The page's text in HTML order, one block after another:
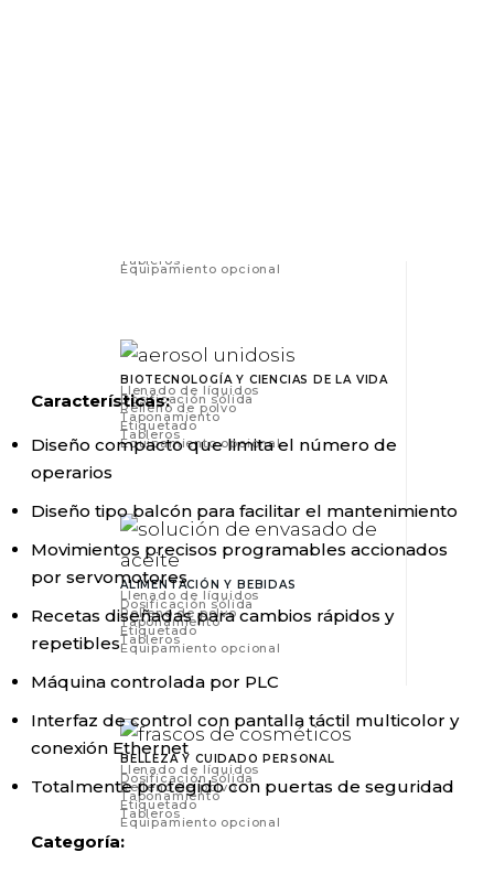
Tableros
Equipamiento opcional
BIOTECNOLOGÍA Y CIENCIAS DE LA VIDA
Llenado de líquidos
Dosificación sólida
Relleno de polvo
Taponamiento
Etiquetado
Tableros
Equipamiento opcional
ALIMENTACIÓN Y BEBIDAS
Llenado de líquidos
Dosificación sólida
Relleno de polvo
Taponamiento
Etiquetado
Tableros
Equipamiento opcional
BELLEZA Y CUIDADO PERSONAL
Llenado de líquidos
Dosificación sólida
Relleno de polvo
Taponamiento
Etiquetado
Tableros
Equipamiento opcional
Características:
Diseño compacto que limita el número de
operarios
Diseño tipo balcón para facilitar el mantenimiento
Movimientos precisos programables accionados
por servomotores
Recetas diseñadas para cambios rápidos y
repetibles
Máquina controlada por PLC
Interfaz de control con pantalla táctil multicolor y
conexión Ethernet
Totalmente protegido con puertas de seguridad
Categoría: